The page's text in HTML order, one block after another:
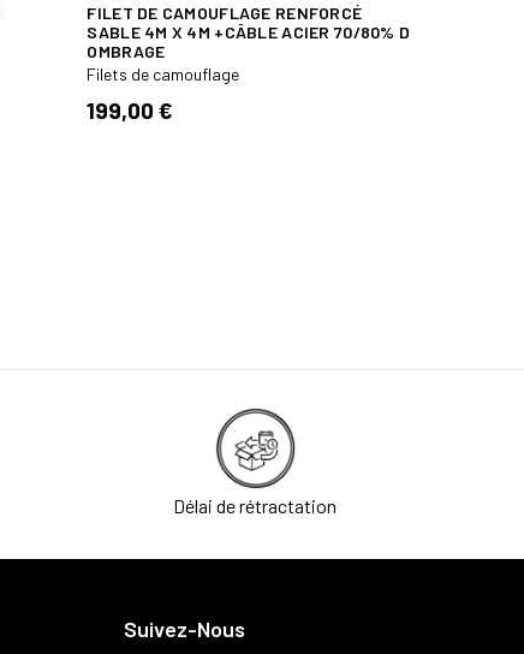
FILET DE CAMOUFLAGE RENFORCÉ
SABLE 4M X 4M +CÂBLE ACIER 70/80% D
OMBRAGE
Filets de camouflage
199,00 €
Délai de rétractation
Suivez-Nous